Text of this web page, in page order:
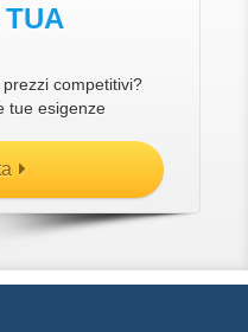
competitivi?
tue esigenze